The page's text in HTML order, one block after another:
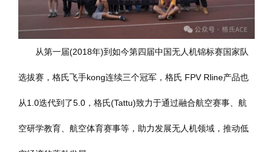
从第一届(2018年)到如今第四届中国无人机锦标赛国家队
选拔赛，格氏飞手kong连续三个冠军，格氏 FPV Rline产品也
从1.0迭代到了5.0，格氏(Tattu)致力于通过融合航空赛事、航
空研学教育、航空体育赛事等，助力发展无人机领域，推动低